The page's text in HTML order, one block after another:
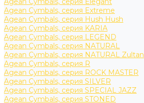
Agean Cymbals, серия Extreme
Agean Cymbals, серия Hush Hush
Agean Cymbals, серия KARIA
Agean Cymbals, серия LEGEND
Agean Cymbals, серия NATURAL
Agean Cymbals, серия NATURAL Zultan
Agean Cymbals, серия R
Agean Cymbals, серия ROCK MASTER
Agean Cymbals, серия SILVER
Agean Cymbals, серия SPECIAL JAZZ
Agean Cymbals, серия STONED